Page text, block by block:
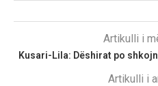
Artikulli i
Kusari-Lila: Dëshirat po
Artikulli i